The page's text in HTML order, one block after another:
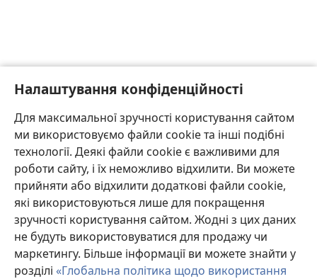
Налаштування конфіденційності
Для максимальної зручності користування сайтом
ми використовуємо файли cookie та інші подібні
технології. Деякі файли cookie є важливими для
роботи сайту, і їх неможливо відхилити. Ви можете
прийняти або відхилити додаткові файли cookie,
які використовуються лише для покращення
зручності користування сайтом. Жодні з цих даних
не будуть використовуватися для продажу чи
маркетингу. Більше інформації ви можете знайти у
розділі «Глобальна політика щодо використання